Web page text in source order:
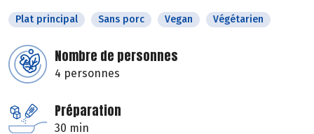
Plat principal Sans porc Vegan Végétarien
Nombre de personnes
4 personnes
Préparation
30 min